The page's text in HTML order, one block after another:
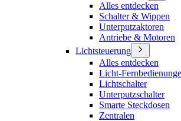
Alles entdecken
Schalter & Wippen
Unterputzaktoren
Antriebe & Motoren
Lichtsteuerung
Alles entdecken
Licht-
Lichtschalter
Unterputzschalter
Smarte Steckdosen
Zentralen